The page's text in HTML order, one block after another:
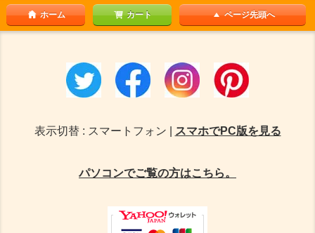
ホーム カート ページ先頭へ
表示切替 : スマートフォン | スマホでPC版を見る
パソコンでご覧の方はこちら。